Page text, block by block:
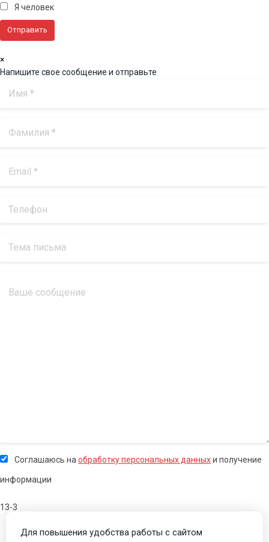
Я человек
×
Напишите свое сообщение и отправьте
Соглашаюсь на обработку персональных данныхи получение
информации
13-3
Для повышения удобства работы с сайтом